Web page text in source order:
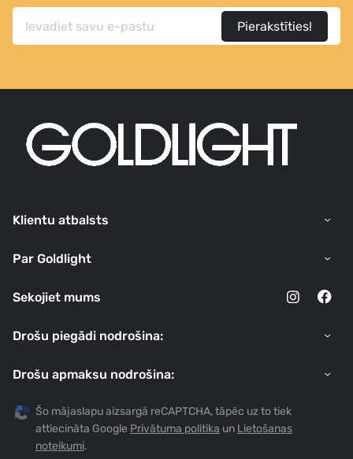
Pierakstīties!
Klientu atbalsts
Par Goldlight
Sekojiet mums
Drošu piegādi nodrošina:
Drošu apmaksu nodrošina:
Šo mājaslapu aizsargā reCAPTCHA, tāpēc uz to tiek
attiecināta Google Privātuma politika un Lietošanas
noteikumi.